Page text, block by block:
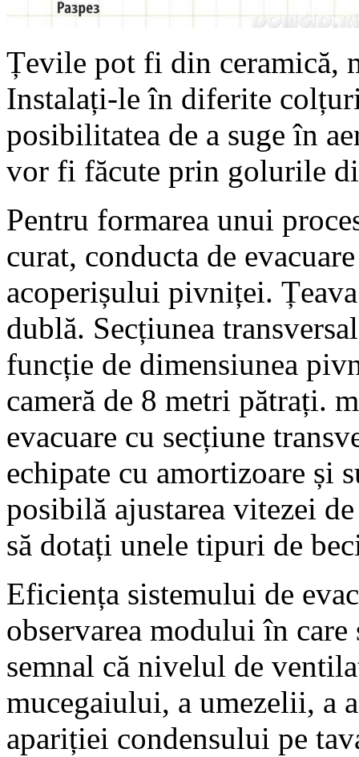
Țevile pot fi din ceramică,
Instalați-le în diferite
posibilitatea de a suge în
vor fi făcute prin golurile
Pentru formarea unui
curat, conducta de
acoperișului pivniței.
dublă. Secțiunea
funcție de dimensiunea
cameră de 8 metri pătrați.
evacuare cu secțiune
echipate cu amortizoare și
posibilă ajustarea vitezei
să dotați unele tipuri de
Eficiența sistemului de
observarea modului în
semnal că nivelul de
mucegaiului, a umezelii, a
apariției condensului pe